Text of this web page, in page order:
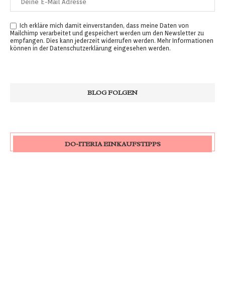
Ich erkläre mich damit einverstanden, dass meine Daten von
Mailchimp verarbeitet und gespeichert werden um den Newsletter zu
empfangen. Dies kann jederzeit widerrufen werden. Mehr Informationen
können in der Datenschutzerklärung eingesehen werden.
DO-ITERIA EINKAUFSTIPPS